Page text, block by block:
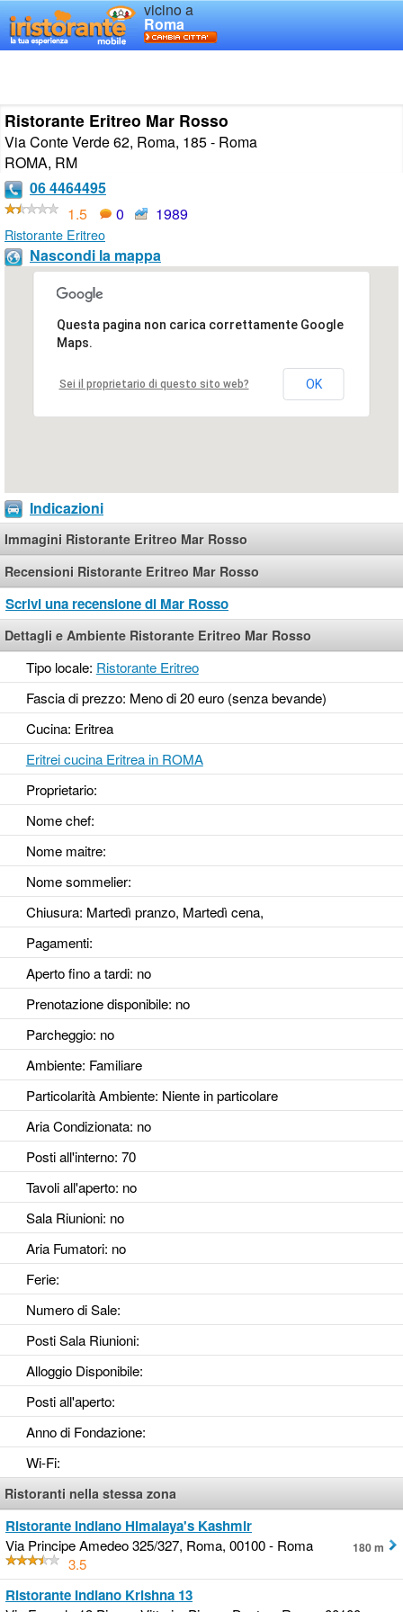
vicino a
Roma
Ristorante Eritreo Mar Rosso
Via Conte Verde 62, Roma, 185 - Roma
ROMA, RM
06 4464495
1.5
0 1989
Ristorante Eritreo
Nascondi la mappa
Questa pagina non carica correttamente Google
Maps.
Sei il proprietario di questo sito web? OK
Indicazioni
Immagini Ristorante Eritreo Mar Rosso
Recensioni Ristorante Eritreo Mar Rosso
Scrivi una recensione di Mar Rosso
Dettagli e Ambiente Ristorante Eritreo Mar Rosso
Tipo locale: Ristorante Eritreo
Fascia di prezzo: Meno di 20 euro (senza bevande)
Cucina: Eritrea
Eritrei cucina Eritrea in ROMA
Proprietario:
Nome chef:
Nome maitre:
Nome sommelier:
Chiusura: Martedì pranzo, Martedì cena,
Pagamenti:
Aperto fino a tardi: no
Prenotazione disponibile: no
Parcheggio: no
Ambiente: Familiare
Particolarità Ambiente: Niente in particolare
Aria Condizionata: no
Posti all'interno: 70
Tavoli all'aperto: no
Sala Riunioni: no
Aria Fumatori: no
Ferie:
Numero di Sale:
Posti Sala Riunioni:
Alloggio Disponibile:
Posti all'aperto:
Anno di Fondazione:
Wi-Fi:
Ristoranti nella stessa zona
Ristorante Indiano Himalaya's Kashmir
Via Principe Amedeo 325/327, Roma, 00100 - Roma
3.5
180 m
Ristorante Indiano Krishna 13